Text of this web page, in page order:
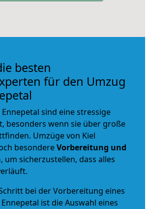
besten
für den Umzug
sind eine stressige
besonders wenn sie über große
Umzüge von Kiel
besondereVorbereitung und
, um sicherzustellen, dass alles
bei der Vorbereitung eines
ist die Auswahl eines